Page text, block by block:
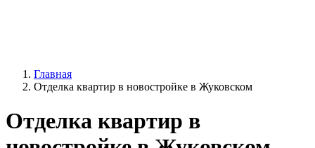
Главная
Отделка квартир в новостройке в Жуковском
Отделка квартир в